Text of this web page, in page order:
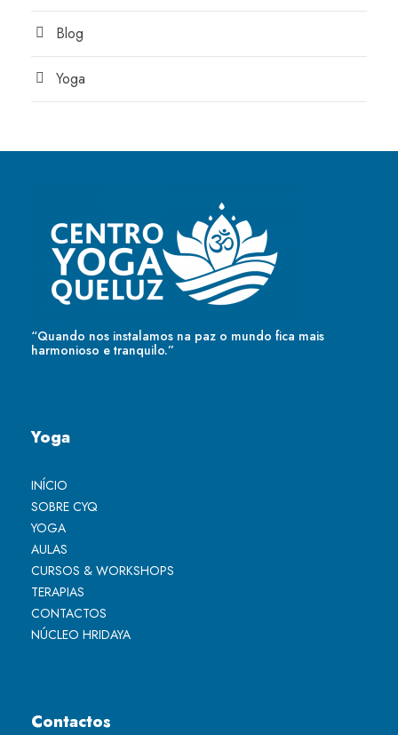
Blog
Yoga
“Quando nos instalamos na paz o mundo fica mais
harmonioso e tranquilo.”
Yoga
INÍCIO
SOBRE CYQ
YOGA
AULAS
CURSOS & WORKSHOPS
TERAPIAS
CONTACTOS
NÚCLEO HRIDAYA
Contactos